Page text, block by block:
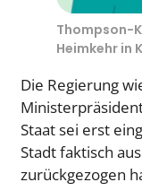
Thompson-
Heimkehr in
Die Regierung
Staat sei erst
Stadt faktisch
zurückgezogen